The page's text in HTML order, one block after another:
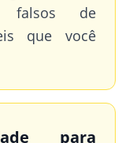
falsos de
que você
para